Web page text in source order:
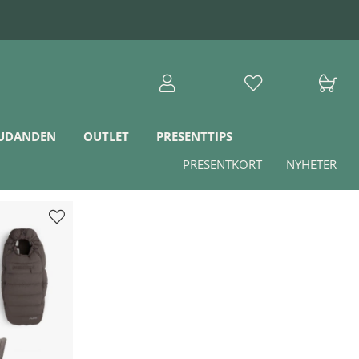
OUTLET
PRESENTTIPS
NYHETER
PRESENTKORT